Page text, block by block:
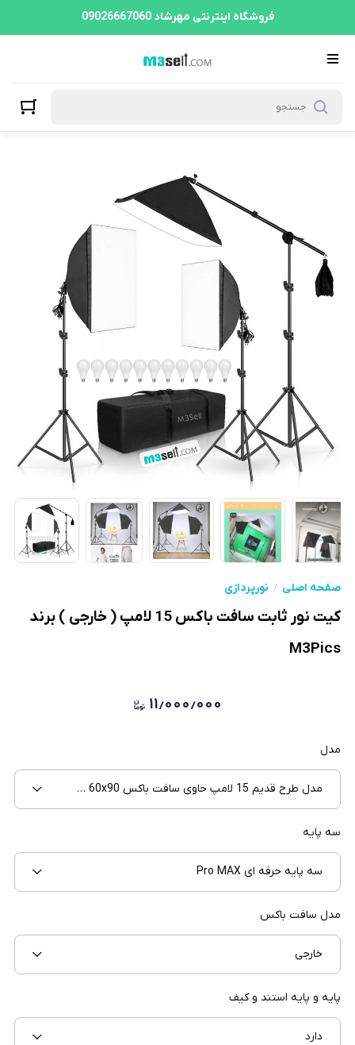
فروشگاه اینترنتی مهرشاد 09026667060
صفحه اصلی نورپردازی
کیت نور ثابت سافت باکس 15 لامپ ( خارجی ) برند
M3Pics
۱۱٫۰۰۰٫۰۰۰
مدل
مدل طرح قدیم 15 لامپ حاوی سافت باکس 60x90 ساده
سه پایه
سه پایه حرفه ای Pro MAX
مدل سافت باکس
خارجی
پایه و پایه استند و کیف
دارد